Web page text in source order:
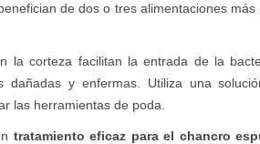
de dos o tres alimentaciones
la corteza facilitan la entrada de la
dañadas y enfermas. Utiliza una
las herramientas de poda.
tratamiento eficaz para el chancro